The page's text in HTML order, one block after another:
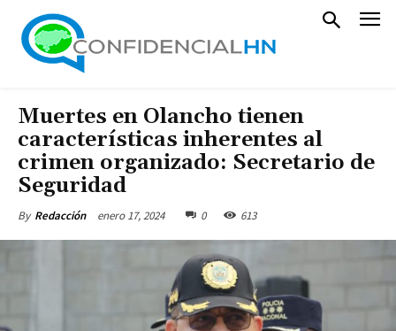
Muertes en Olancho tienen
características inherentes al
crimen organizado: Secretario de
Seguridad
By Redacción enero 17, 2024 0 613